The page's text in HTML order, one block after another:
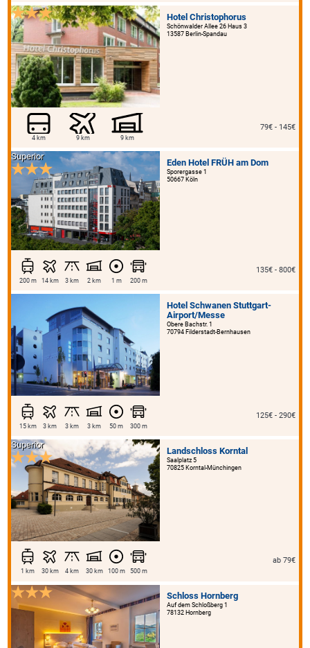
Hotel Christophorus
Schönwalder Allee 26 Haus 3
13587 Berlin-Spandau
4 km 9 km 9 km
79€ - 145€
Eden Hotel FRÜH am Dom
Sporergasse 1
50667 Köln
Superior
200 m 14 km 3 km 2 km 1 m 200 m
135€ - 800€
Hotel Schwanen Stuttgart-
Airport/Messe
Obere Bachstr. 1
70794 Filderstadt-Bernhausen
15 km 3 km 3 km 3 km 50 m 300 m
125€ - 290€
Landschloss Korntal
Saalplatz 5
70825 Korntal-Münchingen
Superior
1 km 30 km 4 km 30 km 100 m 500 m
ab 79€
Schloss Hornberg
Auf dem Schloßberg 1
78132 Hornberg